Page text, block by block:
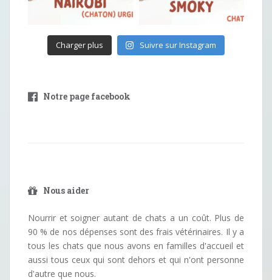
Charger plus Suivre sur Instagram
Notre page facebook
Nous aider
Nourrir et soigner autant de chats a un coût. Plus de
90 % de nos dépenses sont des frais vétérinaires. Il y a
tous les chats que nous avons en familles d'accueil et
aussi tous ceux qui sont dehors et qui n'ont personne
d'autre que nous.